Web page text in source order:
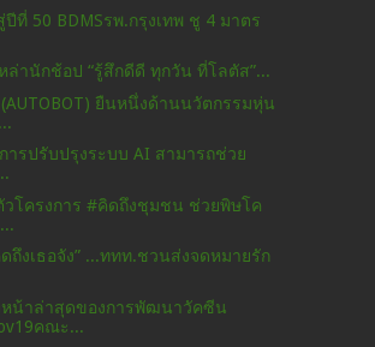
ที่ 50 BDMSรพ.กรุงเทพ ชู 4 มาตร
ล่านักช้อป “รู้สึกดีดี ทุกวัน ที่โลตัส”...
ยืนหนึ่งด้านนวัตกรรมหุ่น
การปรับปรุงระบบ AI สามารถช่วย
วโครงการ #คิดถึงชุมชน ช่วยพิษโค
ถึงเธอจัง” ...ททท.ชวนส่งจดหมายรัก
หน้าล่าสุดของการพัฒนาวัคซีน
คณะ...